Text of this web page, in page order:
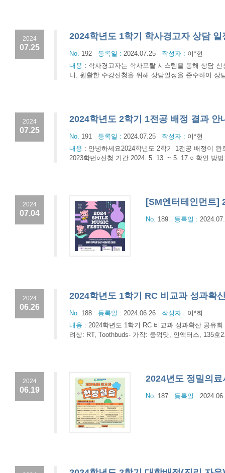
2024
07.25
2024학년도 1학기 학사경고자 상담
No. 192 등록일 : 2024.07.25 작성자 : 이*현
내용 : 학사경고자는 학사포탈 시스템을 통해 상담
니, 원활한 수강신청을 위해 상담일정을 준수하여
2024
07.25
2024학년도 2학기 1전공 배정 결과 안
No. 191 등록일 : 2024.07.25 작성자 : 이*현
내용 : 안녕하세요2024학년도 2학기 1전공 배정이
2023학번○신청 기간:2024. 5. 13. ~ 5. 17.○ 확인
2024
07.04
[SM엔터테인먼트]
No. 189 등록일 :
2024
06.26
2024학년도 1학기 RC 비교과 성과확
No. 188 등록일 : 2024.06.26 작성자 : 이*희
내용 : 2024학년도 1학기 RC 비교과 성과확산 공유
려상: RT, Toothbuds- 가작: 중꺾맛, 인액터스, 135
2024
06.19
2024년도 정밀의
No. 187 등록일 :